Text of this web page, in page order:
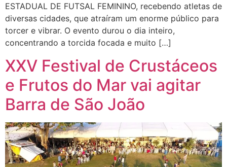
ESTADUAL DE FUTSAL FEMININO, recebendo atletas de
diversas cidades, que atraíram um enorme público para
torcer e vibrar. O evento durou o dia inteiro,
concentrando a torcida focada e muito […]
XXV Festival de Crustáceos
e Frutos do Mar vai agitar
Barra de São João